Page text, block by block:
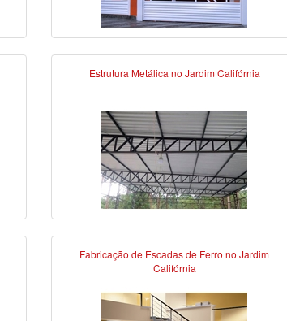
Estrutura Metálica no Jardim Califórnia
Fabricação de Escadas de Ferro no Jardim
Califórnia